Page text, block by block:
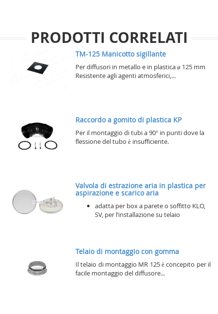
PRODOTTI CORRELATI
TM-125 Manicotto sigillante
Per diffusori in metallo e in plastica ø 125 mm
Resistente agli agenti atmosferici,...
Raccordo a gomito di plastica KP
Per il montaggio di tubi a 90° in punti dove la
flessione del tubo è insufficiente.
Valvola di estrazione aria in plastica per
aspirazione e scarico aria
adatta per box a parete o soffitto KLO,
SV, per l’installazione su telaio
Telaio di montaggio con gomma
Il telaio di montaggio MR 125 è concepito per il
facile montaggio del diffusore...